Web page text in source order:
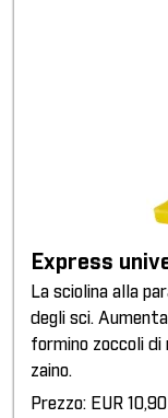
Express
La sciolina alla
degli sci.
formino zoccoli di
zaino.
Prezzo: EUR 10,90